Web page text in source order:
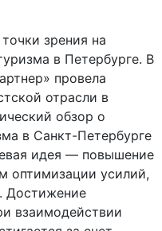
зрения на
в Петербурге. В
провела
отрасли в
обзор о
в Санкт-Петербурге
идея — повышение
оптимизации усилий,
Достижение
взаимодействии